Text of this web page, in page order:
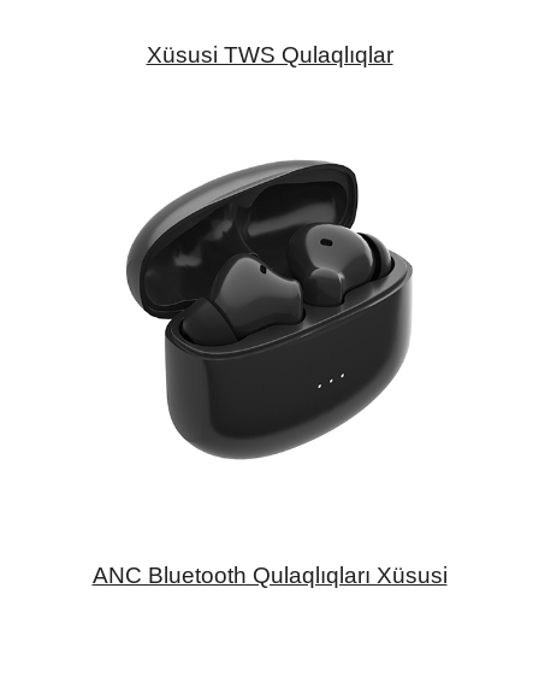
Xüsusi TWS Qulaqlıqlar
ANC Bluetooth Qulaqlıqları Xüsusi